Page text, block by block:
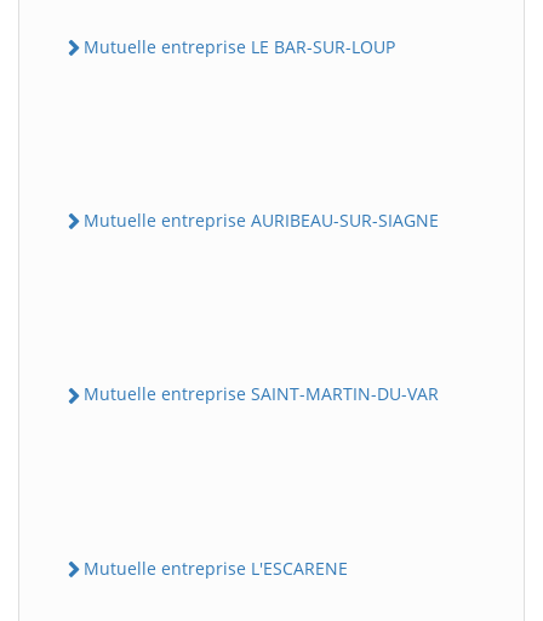
Mutuelle entreprise LE BAR-SUR-LOUP
Mutuelle entreprise AURIBEAU-SUR-SIAGNE
Mutuelle entreprise SAINT-MARTIN-DU-VAR
Mutuelle entreprise L'ESCARENE